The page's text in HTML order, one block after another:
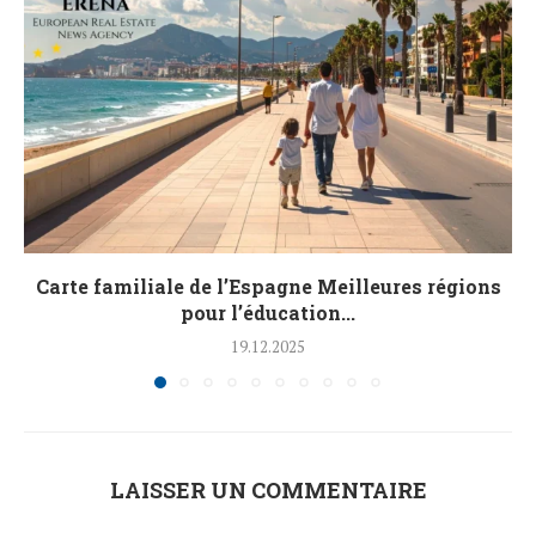
Carte familiale de l’Espagne Meilleures régions
pour l’éducation...
19.12.2025
LAISSER UN COMMENTAIRE